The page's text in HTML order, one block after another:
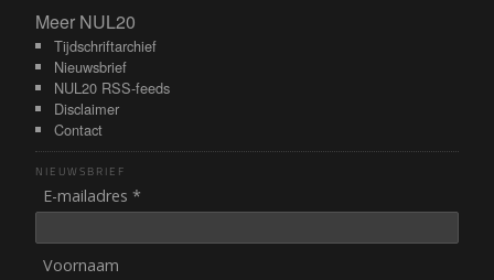
Meer NUL20
Meer NUL20
Tijdschriftarchief
Nieuwsbrief
NUL20 RSS-feeds
Disclaimer
Contact
NIEUWSBRIEF
E-mailadres *
Voornaam